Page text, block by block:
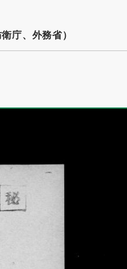
庁、外務省）